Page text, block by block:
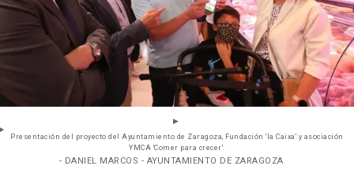
Presentación del proyecto del Ayuntamiento de Zaragoza, Fundación 'la Caixa' y asociación
YMCA 'Comer para crecer'.
- DANIEL MARCOS - AYUNTAMIENTO DE ZARAGOZA